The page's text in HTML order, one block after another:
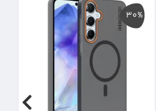
30%